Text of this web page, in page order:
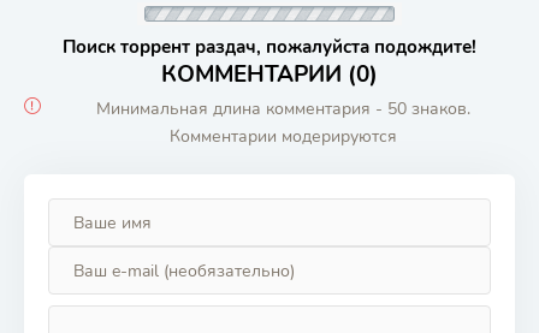
Поиск торрент раздач, пожалуйста подождите!
КОММЕНТАРИИ (0)
Минимальная длина комментария - 50 знаков.
Комментарии модерируются